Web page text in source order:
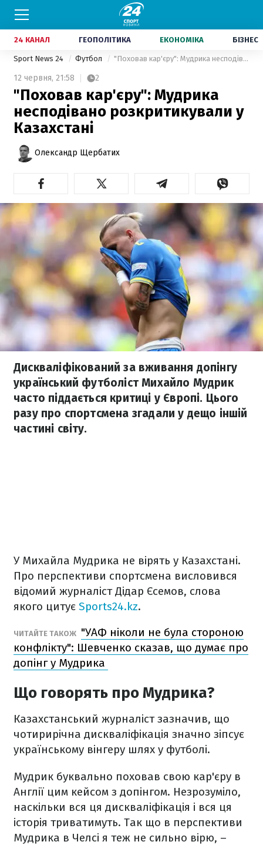
24 КАНАЛ ГЕОПОЛІТИКА ЕКОНОМІКА БІЗНЕС
Sport News 24 Футбол "Поховав кар'єру": Мудрика несподівано розкритикували у Казахстані
12 червня, 21:58 2
"Поховав кар'єру": Мудрика
несподівано розкритикували у
Казахстані
Олександр Щербатих
Дискваліфікований за вживання допінгу
український футболіст Михайло Мудрик
часто піддається критиці у Європі. Цього
разу про спортсмена згадали у дещо іншій
частині світу.
У Михайла Мудрика не вірять у Казахстані.
Про перспективи спортсмена висловився
відомий журналіст Дідар Єсемов, слова
якого цитує Sports24.kz.
ЧИТАЙТЕ ТАКОЖ "УАФ ніколи не була стороною
конфлікту": Шевченко сказав, що думає про
допінг у Мудрика
Що говорять про Мудрика?
Казахстанський журналіст зазначив, що
чотирирічна дискваліфікація значно зіпсує
українському вінгеру шлях у футболі.
Мудрик буквально поховав свою кар'єру в
Англії цим кейсом з допінгом. Незрозуміло,
наскільки вся ця дискваліфікація і вся ця
історія триватимуть. Так що в перспективи
Мудрика в Челсі я теж не сильно вірю, –